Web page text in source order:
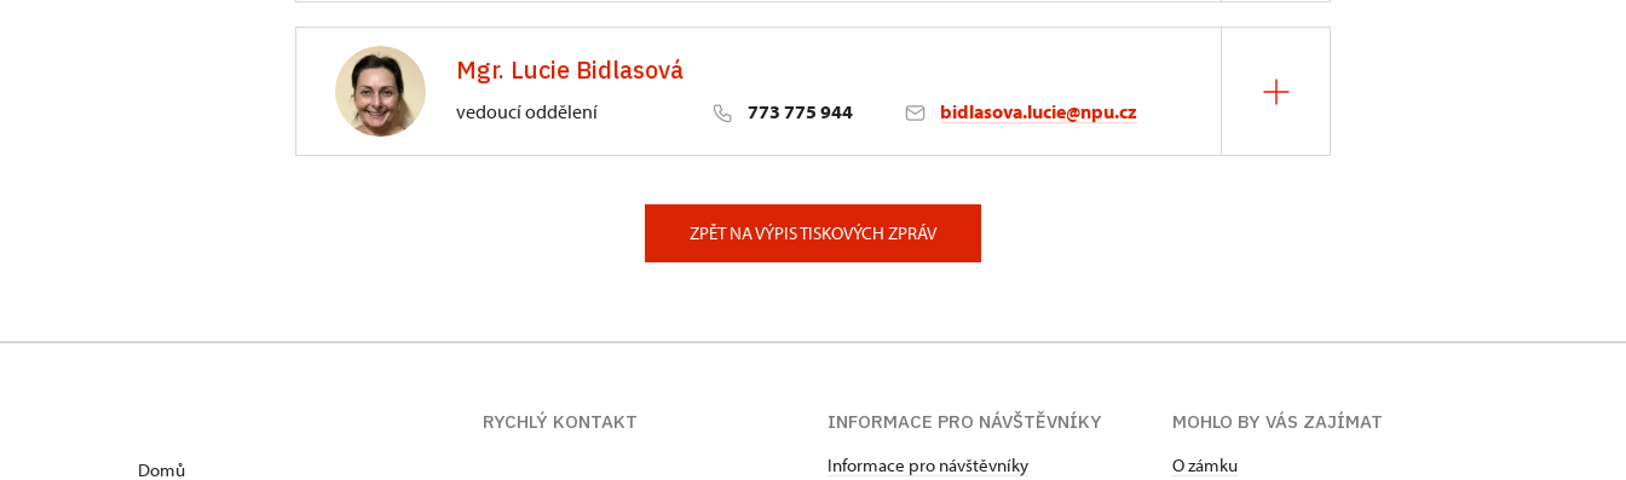
3/, Sychrov 3Mgr. Lucie Bidlasová
vedoucí oddělení 773 775 944 bidlasova.lucie@npu.cz
ZPĚT NA VÝPIS TISKOVÝCH ZPRÁV
Domů
RYCHLÝ KONTAKT
INFORMACE PRO NÁVŠTĚVNÍKY
Informace pro návštěvníky
MOHLO BY VÁS ZAJÍMAT
O zámku